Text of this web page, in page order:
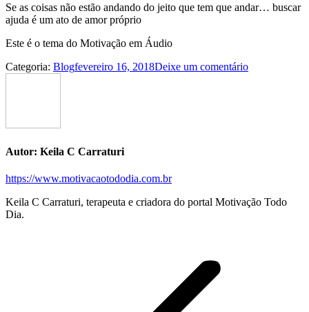
Se as coisas não estão andando do jeito que tem que andar… buscar
ajuda é um ato de amor próprio
Este é o tema do Motivação em Áudio
Categoria: Blogfevereiro 16, 2018Deixe um comentário
Autor: Keila C Carraturi
https://www.motivacaotododia.com.br
Keila C Carraturi, terapeuta e criadora do portal Motivação Todo
Dia.